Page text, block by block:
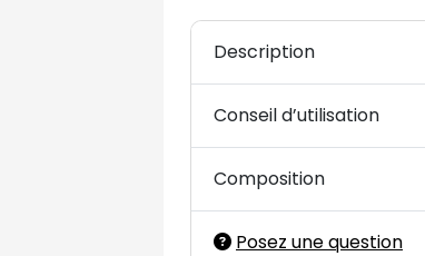
Description
Conseil d’utilisation
Composition
Posez une question